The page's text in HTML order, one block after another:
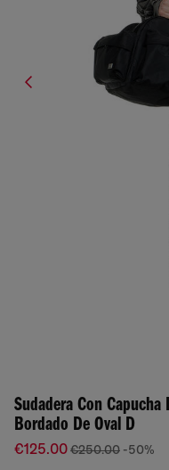
Sudadera Con Capucha
Bordado De Oval D
€125.00€250.00 -50%